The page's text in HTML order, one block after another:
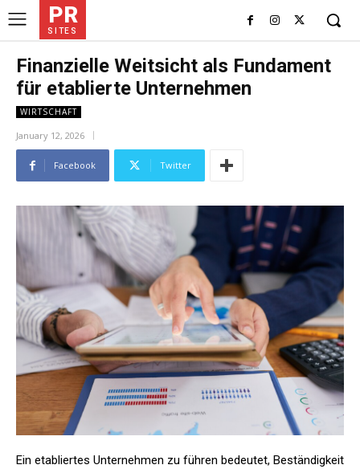
PR
SITES
Finanzielle Weitsicht als Fundament
für etablierte Unternehmen
WIRTSCHAFT
January 12, 2026
Facebook Twitter
Ein etabliertes Unternehmen zu führen bedeutet, Beständigkeit